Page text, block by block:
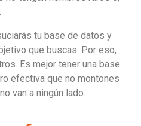
tu base de datos y
que buscas. Por eso,
Es mejor tener una base
efectiva que no montones
van a ningún lado.